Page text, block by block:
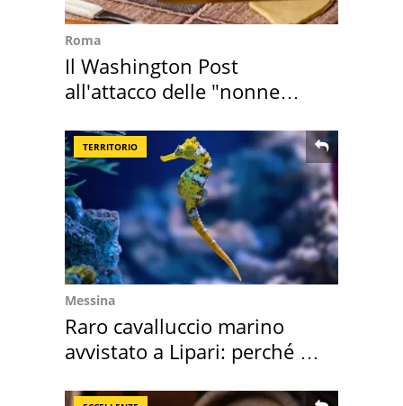
Roma
Il Washington Post
all'attacco delle "nonne
TERRITORIO
Messina
Raro cavalluccio marino
avvistato a Lipari: perché è